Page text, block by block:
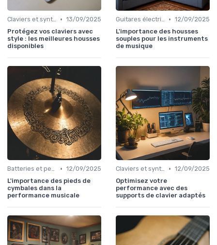
Claviers et synthétiseurs • 13/09/2025
Protégez vos claviers avec
style : les meilleures housses
disponibles
Guitares électriques et acoustiques • 12/09/2025
L'importance des housses
souples pour les instruments
de musique
Batteries et percussions électroniques • 12/09/2025
L'importance des pieds de
cymbales dans la
performance musicale
Claviers et synthétiseurs • 12/09/2025
Optimisez votre
performance avec des
supports de clavier adaptés